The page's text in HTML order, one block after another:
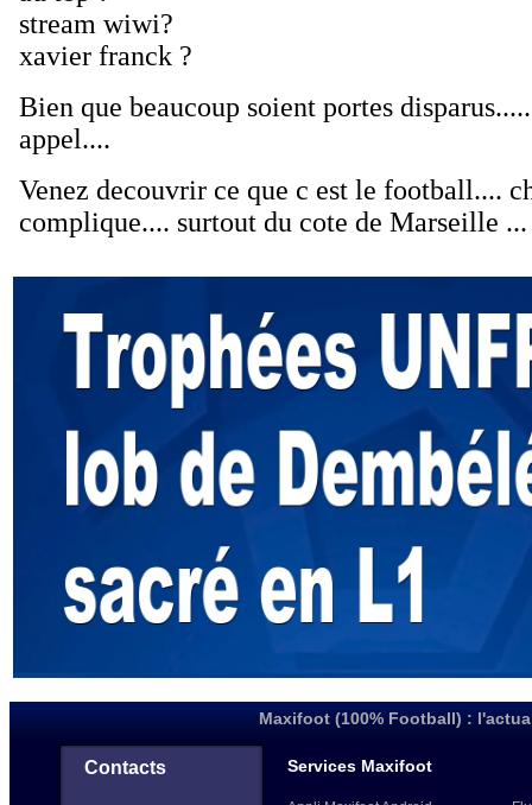
Maxifoot (100% Football) :
Contacts Services Maxifoot